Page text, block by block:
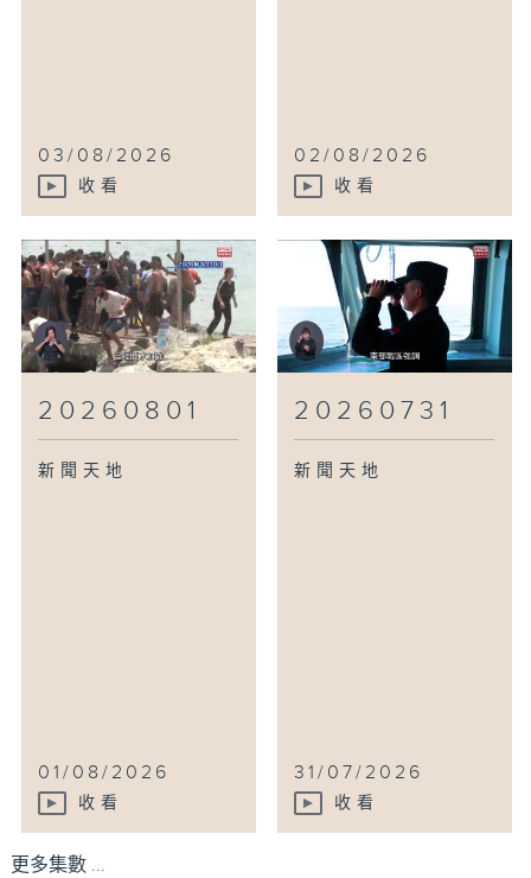
03/08/2026
收看
02/08/2026
收看
20260801
新聞天地
01/08/2026
收看
20260731
新聞天地
31/07/2026
收看
更多集數 ...